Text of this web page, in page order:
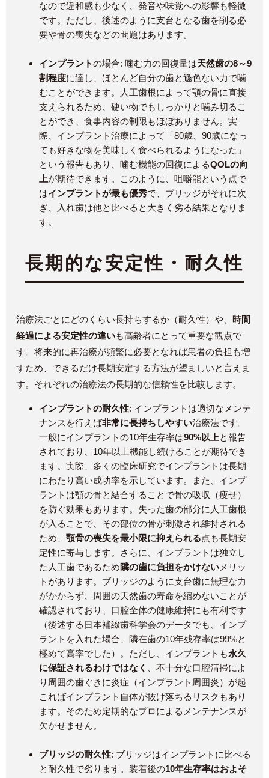
なので違和感も少なく、発音や味覚への影響も軽微
です。ただし、後述のように支台となる歯を削る必
要や骨の喪失などの問題はあります。
インプラントの場合: 噛む力の回復量は天然歯の8～9
割程度に達し、ほとんど自分の歯と遜色ない力で噛
むことができます​。人工歯根によって顎の骨に直接
支えられるため、硬い物でもしっかりと噛み切るこ
とができ、食事内容の制限もほぼありません​。実
際、インプラント治療によって「80歳、90歳になっ
ても好きな物を美味しく食べられるようになった」
という報告もあり、噛む機能の回復によるQOLの向
上が期待できます​。このように、咀嚼能という点で
はインプラントが最も優秀で、ブリッジがそれに次
ぎ、入れ歯は他と比べると大きく劣る結果となりま
す。
長期的な安定性・耐久性
治療法ごとにどのくらい長持ちするか（耐久性）や、 時間
経過による安定性の違いも高齢者にとって重要な観点で
す。将来的に再治療が頻繁に必要となれば患者の負担も増
すため、できるだけ長期安定する方法が望ましいと言えま
す。それぞれの治療法の長期的な信頼性を比較します。
インプラントの耐久性: インプラントは適切なメンテ
ナンスを行えば非常に長持ちしやすい治療法です。
一般にインプラントの10年生存率は90%以上と報告
されており、10年以上機能し続けることが期待でき
ます。実際、多くの臨床研究でインプラントは長期
にわたり高い成功率を示しています。また、インプ
ラントは顎の骨と結合することで骨の吸収（痩せ）
を防ぐ効果もあります。失った歯の部分に人工歯根
が入ることで、その部位の骨が刺激され維持される
ため、 顎骨の喪失を最小限に抑えられる点も長期安
定性に寄与します​。さらに、インプラントは独立し
た人工歯であるため隣の歯に負担をかけないメリッ
トがあります。ブリッジのように支台歯に無理な力
がかからず、周囲の天然歯の寿命を縮めないことが
確認されており​、口腔全体の健康維持にも有利です
（後述する日本補綴歯科学会のデータでも、インプ
ラントを入れた場合、隣在歯の10年残存率は99%と
極めて高率でした）。ただし、インプラントも永久
に保証されるわけではなく
、不十分な口腔清掃によ
り周囲の歯ぐきに炎症（インプラント周囲炎）が起
こればインプラント自体が抜け落ちるリスクもあり
ます。そのため定期的なプロによるメンテナンスが
欠かせません。
ブリッジの耐久性: ブリッジはインプラントに比べる
と耐久性で劣ります。装着後の10年生存率はおよそ